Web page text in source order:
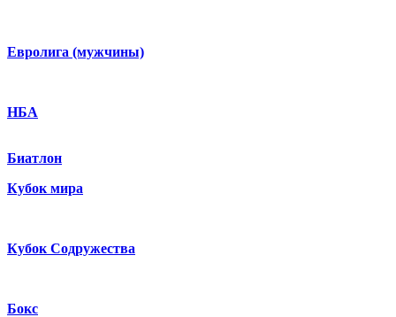
Евролига (мужчины)
НБА
Биатлон
Кубок мира
Кубок Содружества
Бокс